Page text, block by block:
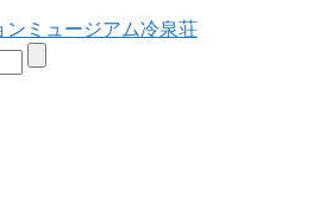
ンミュージアム冷泉荘